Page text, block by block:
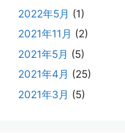
2022年5月 (1)
2021年11月 (2)
2021年5月 (5)
2021年4月 (25)
2021年3月 (5)